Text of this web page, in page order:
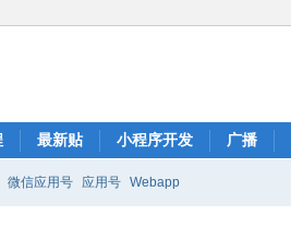
最新贴 小程序开发 广播
微信应用号 应用号 Webapp